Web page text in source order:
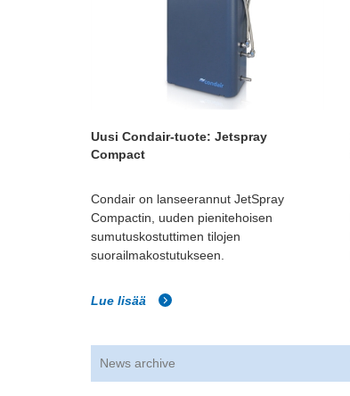
Uusi Condair-tuote: Jetspray
Compact
Condair on lanseerannut JetSpray
Compactin, uuden pienitehoisen
sumutuskostuttimen tilojen
suorailmakostutukseen.
Lue lisää
News archive